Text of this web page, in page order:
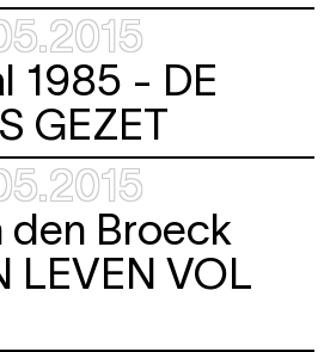
1985 - DE
GEZET
den Broeck
LEVEN VOL